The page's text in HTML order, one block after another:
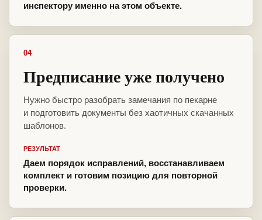
инспектору именно на этом объекте.
04
Предписание уже получено
Нужно быстро разобрать замечания по пекарне
и подготовить документы без хаотичных скачанных
шаблонов.
РЕЗУЛЬТАТ
Даем порядок исправлений, восстанавливаем
комплект и готовим позицию для повторной
проверки.